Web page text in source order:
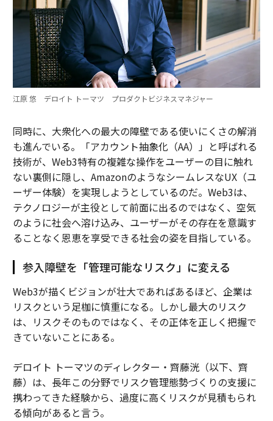
江原 悠 デロイト トーマツ プロダクトビジネスマネジャー
同時に、大衆化への最大の障壁である使いにくさの解消
も進んでいる。「アカウント抽象化（AA）」と呼ばれる
技術が、Web3特有の複雑な操作をユーザーの目に触れ
ない裏側に隠し、AmazonのようなシームレスなUX（ユ
ーザー体験）を実現しようとしているのだ。Web3は、
テクノロジーが主役として前面に出るのではなく、空気
のように社会へ溶け込み、ユーザーがその存在を意識す
ることなく恩恵を享受できる社会の姿を目指している。
参入障壁を「管理可能なリスク」に変える
Web3が描くビジョンが壮大であればあるほど、企業は
リスクという足枷に慎重になる。しかし最大のリスク
は、リスクそのものではなく、その正体を正しく把握で
きていないことにある。
デロイト トーマツのディレクター・齊藤洸（以下、齊
藤）は、長年この分野でリスク管理態勢づくりの支援に
携わってきた経験から、過度に高くリスクが見積もられ
る傾向があると言う。